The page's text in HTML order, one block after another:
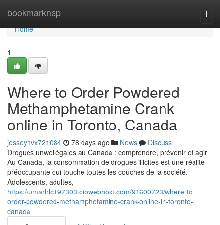
bookmarknap
Home
Home
1
Where to Order Powdered
Methamphetamine Crank
online in Toronto, Canada
jesseynvx721084 78 days ago News
Discuss
Drogues unwellégales au Canada : comprendre, prévenir et agir
Au Canada, la consommation de drogues illicites est une réalité
préoccupante qui touche toutes les couches de la société.
Adolescents, adultes,
https://umarlrlc197303.diowebhost.com/91600723/where-to-
order-powdered-methamphetamine-crank-online-in-toronto-
canada